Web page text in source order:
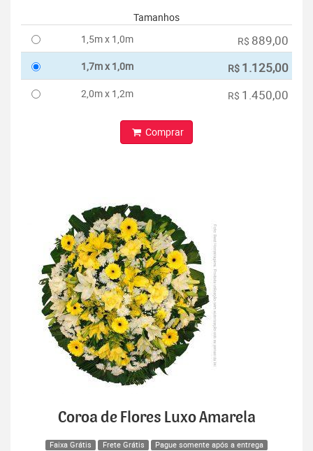
Tamanhos
1,5m x 1,0m
R$ 889,00
1,7m x 1,0m R$ 1.125,00
2,0m x 1,2m R$ 1.450,00
Comprar
Coroa de Flores Luxo Amarela
Faixa Grátis Frete Grátis Pague somente após a entrega